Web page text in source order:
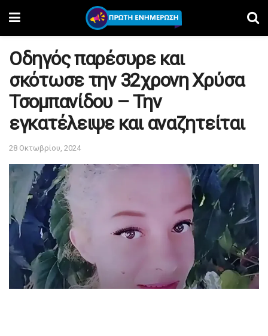
Οδηγός παρέσυρε και
σκότωσε την 32χρονη Χρύσα
Τσομπανίδου – Την
εγκατέλειψε και αναζητείται
28 Οκτωβρίου, 2024